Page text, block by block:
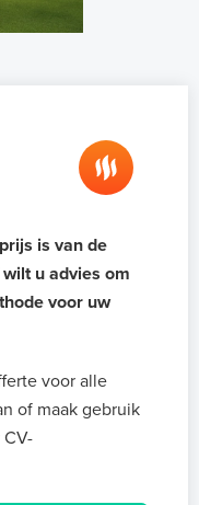
is van de
u advies om
voor uw
voor alle
of maak gebruik